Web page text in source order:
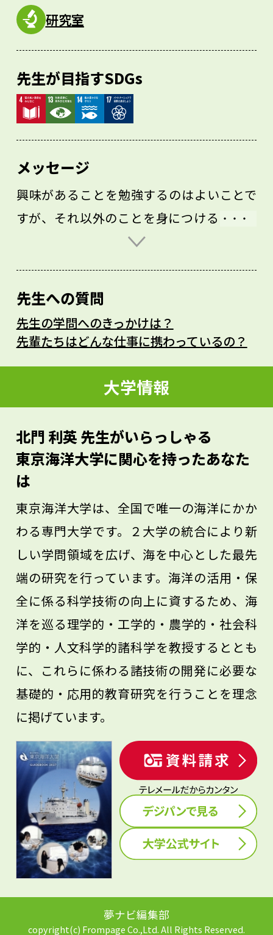
研究室
先生が目指すSDGs
メッセージ
興味があることを勉強するのはよいことで
すが、それ以外のことを身につけることも
大切です。例えば生物の研究でも、物事を
統計的な分析方法が役に立つことも多くあ
ります。また、勉強をしていると「わかっ
たつもり」になるときがあると思います。
は、それを自分自身や友人に説明してみる
といいでしょう。説明できなければ、その
部分は理解しきれていないはずです。発信
や対話によって自分の理解を試す訓練をし
ておくと、大学の学びでも理解の助けにな
先生への質問
先生の学問へのきっかけは？
先輩たちはどんな仕事に携わっているの？
大学情報
北門 利英 先生がいらっしゃる
東京海洋大学に関心を持ったあなた
は
東京海洋大学は、全国で唯一の海洋にかか
わる専門大学です。２大学の統合により新
しい学問領域を広げ、海を中心とした最先
端の研究を行っています。海洋の活用・保
全に係る科学技術の向上に資するため、海
洋を巡る理学的・工学的・農学的・社会科
学的・人文科学的諸科学を教授するととも
に、これらに係わる諸技術の開発に必要な
基礎的・応用的教育研究を行うことを理念
に掲げています。
夢ナビ編集部
copyright(c) Frompage Co.,Ltd. All Rights Reserved.